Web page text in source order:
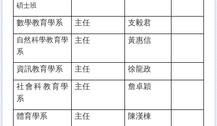
碩士班
數學教育學系 主任 支毅君
自然科學教育學
系
主任 黃惠信
資訊教育學系 主任
徐龍政
社會科教育學
系
主任 詹卓穎
體育學系 主任 陳漢棟